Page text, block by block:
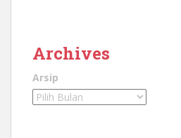
Archives
Arsip